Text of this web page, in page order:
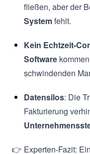
fließen, aber der
Systemfehlt.
Kein Echtzeit-
Software
schwindenden
Datensilos: Die
Fakturierung
👉 Experten-Fazit: